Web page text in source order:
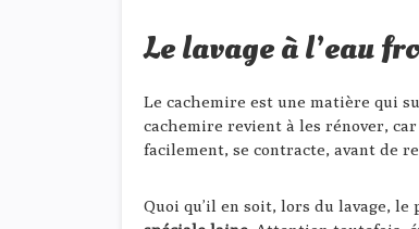
Le lavage à l’eau
Le cachemire est une matière qui
cachemire revient à les rénover,
facilement, se contracte, avant de
Quoi qu’il en soit, lors du lavage,